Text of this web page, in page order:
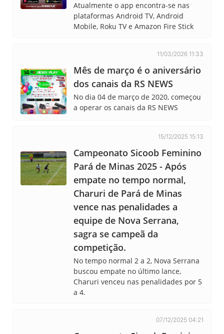
Atualmente o app encontra-se nas
plataformas Android TV, Android
Mobile, Roku TV e Amazon Fire Stick
11/03/2026 11:33
Mês de março é o aniversário
dos canais da RS NEWS
No dia 04 de março de 2020, começou
a operar os canais da RS NEWS
15/12/2025 15:13
Campeonato Sicoob Feminino
Pará de Minas 2025 - Após
empate no tempo normal,
Charuri de Pará de Minas
vence nas penalidades a
equipe de Nova Serrana,
sagra se campeã da
competição.
No tempo normal 2 a 2, Nova Serrana
buscou empate no último lance,
Charuri venceu nas penalidades por 5
a 4.
07/12/2025 04:21